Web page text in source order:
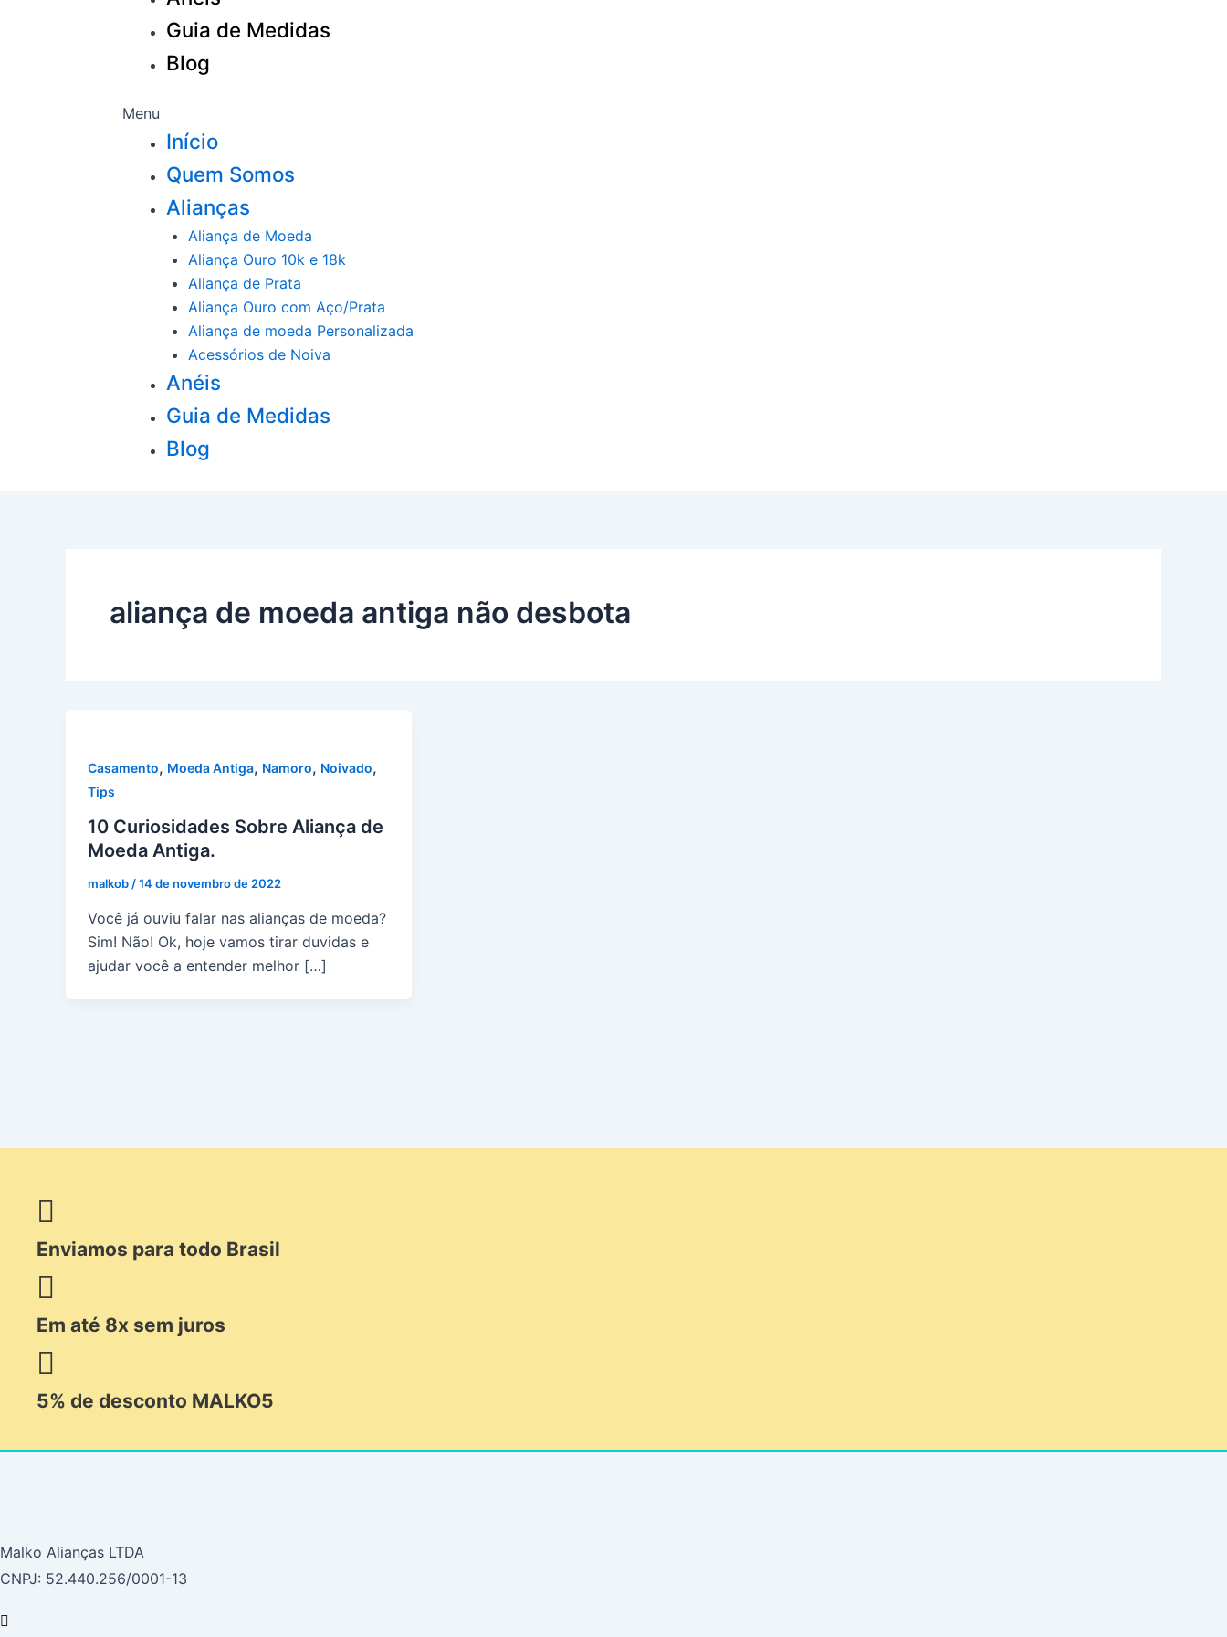
Guia de Medidas
Blog
Menu
Início
Quem Somos
Alianças
Aliança de Moeda
Aliança Ouro 10k e 18k
Aliança de Prata
Aliança Ouro com Aço/Prata
Aliança de moeda Personalizada
Acessórios de Noiva
Anéis
Guia de Medidas
Blog
aliança de moeda antiga não desbota
Casamento, Moeda Antiga, Namoro, Noivado,
Tips
10 Curiosidades Sobre Aliança de
Moeda Antiga.
malkob /14 de novembro de 2022
Você já ouviu falar nas alianças de moeda?
Sim! Não! Ok, hoje vamos tirar duvidas e
ajudar você a entender melhor […]
Enviamos para todo Brasil
Em até 8x sem juros
5% de desconto MALKO5
Malko Alianças LTDA
CNPJ: 52.440.256/0001-13